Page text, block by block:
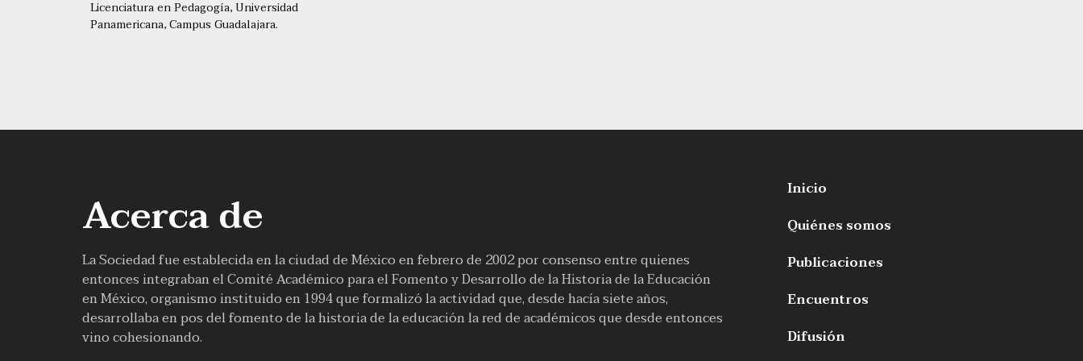
Licenciatura en Pedagogía, Universidad
Panamericana, Campus Guadalajara.
Acerca de
La Sociedad fue establecida en la ciudad de México en febrero de 2002 por consenso entre quienes
entonces integraban el Comité Académico para el Fomento y Desarrollo de la Historia de la Educación
en México, organismo instituido en 1994 que formalizó la actividad que, desde hacía siete años,
desarrollaba en pos del fomento de la historia de la educación la red de académicos que desde entonces
vino cohesionando.
Inicio
Quiénes somos
Publicaciones
Encuentros
Difusión